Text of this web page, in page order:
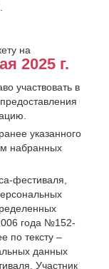
на
2025 г.
участвовать в
указанного
набранных
фестиваля,
года №152-
по тексту –
данных
Участник